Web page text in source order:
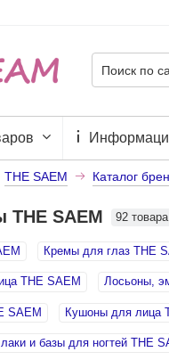
THE SAEM Каталог
SAEM 92 товара
Кремы для глаз THE
THE SAEM Лосьоны,
SAEM Кушоны для лица
и базы для ногтей THE